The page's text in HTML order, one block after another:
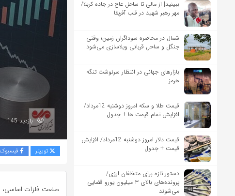
ببینید| از مالی تا ساحل عاج در جاده کربلا/
مهر رهبر شهید در قلب آفریقا
شمال در محاصره سوداگران زمین؛ وقتی
جنگل و ساحل قربانی ویلاسازی می‌شود
بازارهای جهانی در انتظار سرنوشت تنگه
هرمز
قیمت طلا و سکه امروز دوشنبه 12مرداد/
افزایش تمام قیمت ها + جدول
قیمت دلار امروز دوشنبه 12مرداد/ افزایش
قیمت + جدول
دستور تازه برای متخلفان ارزی/
پرونده‌های بالای ۳ میلیون یورو قضایی
می‌شوند
بازدید 145
توییتر فیسبوک
صنعت فلزات اساسی،